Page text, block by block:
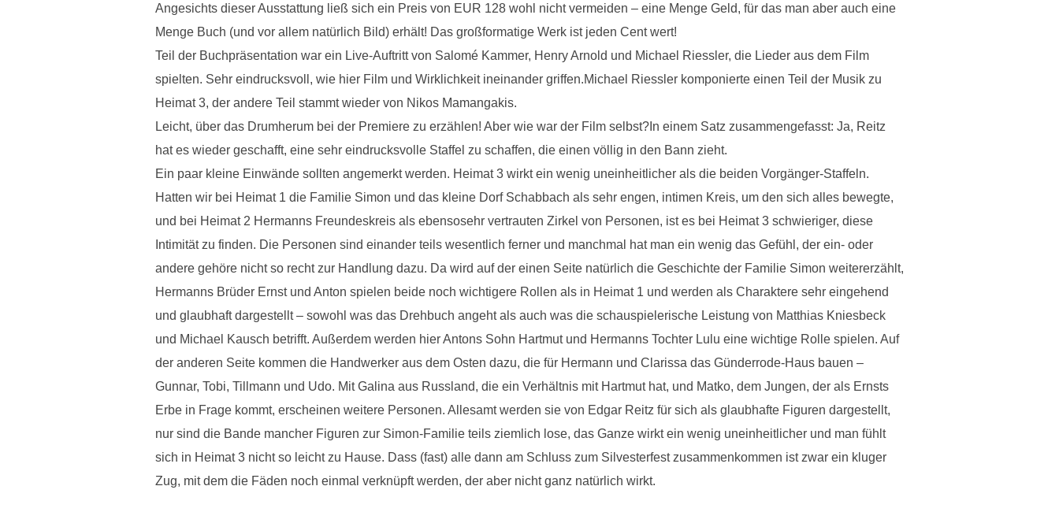
Angesichts dieser Ausstattung ließ sich ein Preis von EUR 128 wohl nicht vermeiden – eine Menge Geld, für das man aber auch eine
Menge Buch (und vor allem natürlich Bild) erhält! Das großformatige Werk ist jeden Cent wert!
Teil der Buchpräsentation war ein Live-Auftritt von Salomé Kammer, Henry Arnold und Michael Riessler, die Lieder aus dem Film
spielten. Sehr eindrucksvoll, wie hier Film und Wirklichkeit ineinander griffen.Michael Riessler komponierte einen Teil der Musik zu
Heimat 3, der andere Teil stammt wieder von Nikos Mamangakis.
Leicht, über das Drumherum bei der Premiere zu erzählen! Aber wie war der Film selbst?In einem Satz zusammengefasst: Ja, Reitz
hat es wieder geschafft, eine sehr eindrucksvolle Staffel zu schaffen, die einen völlig in den Bann zieht.
Ein paar kleine Einwände sollten angemerkt werden. Heimat 3 wirkt ein wenig uneinheitlicher als die beiden Vorgänger-Staffeln.
Hatten wir bei Heimat 1 die Familie Simon und das kleine Dorf Schabbach als sehr engen, intimen Kreis, um den sich alles bewegte,
und bei Heimat 2 Hermanns Freundeskreis als ebensosehr vertrauten Zirkel von Personen, ist es bei Heimat 3 schwieriger, diese
Intimität zu finden. Die Personen sind einander teils wesentlich ferner und manchmal hat man ein wenig das Gefühl, der ein- oder
andere gehöre nicht so recht zur Handlung dazu. Da wird auf der einen Seite natürlich die Geschichte der Familie Simon weitererzählt,
Hermanns Brüder Ernst und Anton spielen beide noch wichtigere Rollen als in Heimat 1 und werden als Charaktere sehr eingehend
und glaubhaft dargestellt – sowohl was das Drehbuch angeht als auch was die schauspielerische Leistung von Matthias Kniesbeck
und Michael Kausch betrifft. Außerdem werden hier Antons Sohn Hartmut und Hermanns Tochter Lulu eine wichtige Rolle spielen. Auf
der anderen Seite kommen die Handwerker aus dem Osten dazu, die für Hermann und Clarissa das Günderrode-Haus bauen –
Gunnar, Tobi, Tillmann und Udo. Mit Galina aus Russland, die ein Verhältnis mit Hartmut hat, und Matko, dem Jungen, der als Ernsts
Erbe in Frage kommt, erscheinen weitere Personen. Allesamt werden sie von Edgar Reitz für sich als glaubhafte Figuren dargestellt,
nur sind die Bande mancher Figuren zur Simon-Familie teils ziemlich lose, das Ganze wirkt ein wenig uneinheitlicher und man fühlt
sich in Heimat 3 nicht so leicht zu Hause. Dass (fast) alle dann am Schluss zum Silvesterfest zusammenkommen ist zwar ein kluger
Zug, mit dem die Fäden noch einmal verknüpft werden, der aber nicht ganz natürlich wirkt.